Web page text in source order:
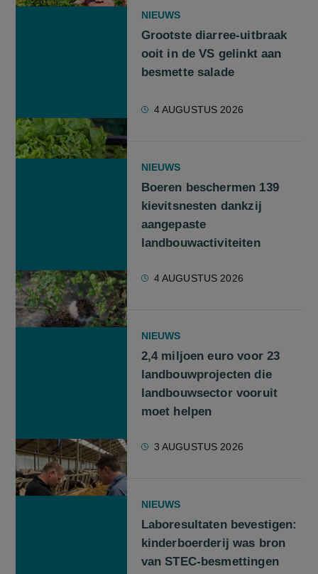
NIEUWS
Grootste diarree-uitbraak
ooit in de VS gelinkt aan
besmette salade
4 AUGUSTUS 2026
NIEUWS
Boeren beschermen 139
kievitsnesten dankzij
aangepaste
landbouwactiviteiten
4 AUGUSTUS 2026
NIEUWS
2,4 miljoen euro voor 23
landbouwprojecten die
landbouwsector vooruit
moet helpen
3 AUGUSTUS 2026
NIEUWS
Laboresultaten bevestigen:
kinderboerderij was bron
van STEC-besmettingen